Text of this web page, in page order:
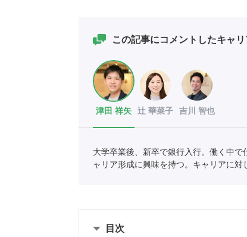
この記事にコメントしたキャ
津田 祥矢 辻 華菜子 吉川 智也
大学卒業後、新卒で銀行入行。働く中
ャリア形成に興味を持つ。キャリアに
目次